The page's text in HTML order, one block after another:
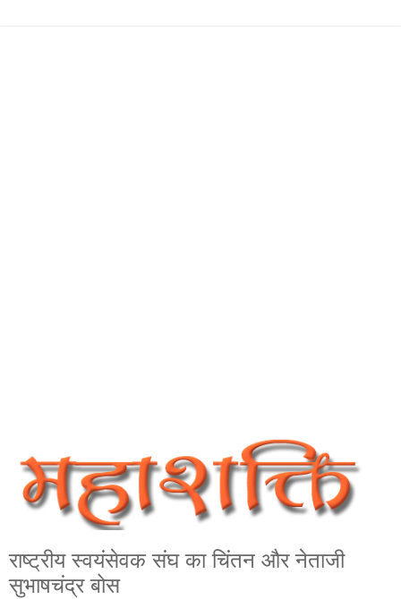
राष्ट्रीय स्वयंसेवक संघ का चिंतन और नेताजी
सुभाषचंद्र बोस